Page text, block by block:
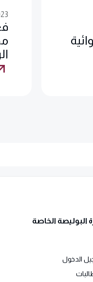
البوليصة الخاصة
الدخول